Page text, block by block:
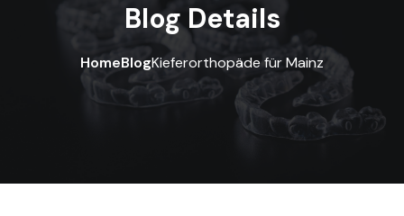
Blog Details
HomeBlogKieferorthopäde für Mainz